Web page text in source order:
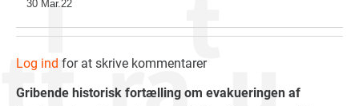
30 Mar.22
Log ind for at skrive kommentarer
Gribende historisk fortælling om evakueringen af